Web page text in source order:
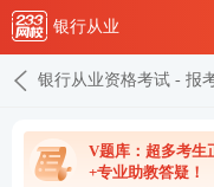
银行从业
银行从业资格考试 - 报
V题库：超多考生
+专业助教答疑！